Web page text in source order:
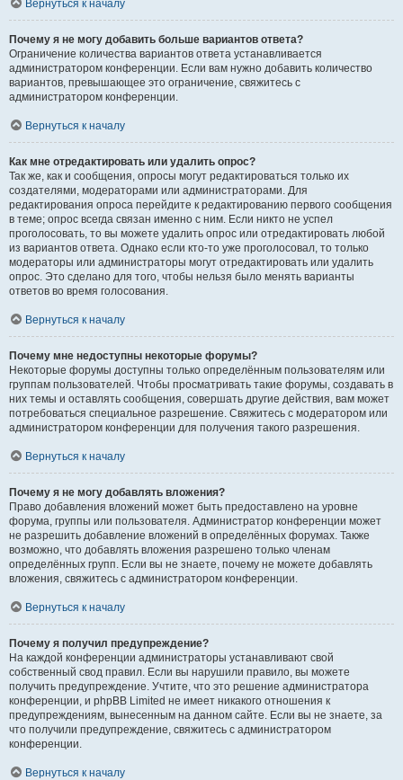
Вернуться к началу
Почему я не могу добавить больше вариантов ответа?
Ограничение количества вариантов ответа устанавливается
администратором конференции. Если вам нужно добавить количество
вариантов, превышающее это ограничение, свяжитесь с
администратором конференции.
Вернуться к началу
Как мне отредактировать или удалить опрос?
Так же, как и сообщения, опросы могут редактироваться только их
создателями, модераторами или администраторами. Для
редактирования опроса перейдите к редактированию первого сообщения
в теме; опрос всегда связан именно с ним. Если никто не успел
проголосовать, то вы можете удалить опрос или отредактировать любой
из вариантов ответа. Однако если кто-то уже проголосовал, то только
модераторы или администраторы могут отредактировать или удалить
опрос. Это сделано для того, чтобы нельзя было менять варианты
ответов во время голосования.
Вернуться к началу
Почему мне недоступны некоторые форумы?
Некоторые форумы доступны только определённым пользователям или
группам пользователей. Чтобы просматривать такие форумы, создавать в
них темы и оставлять сообщения, совершать другие действия, вам может
потребоваться специальное разрешение. Свяжитесь с модератором или
администратором конференции для получения такого разрешения.
Вернуться к началу
Почему я не могу добавлять вложения?
Право добавления вложений может быть предоставлено на уровне
форума, группы или пользователя. Администратор конференции может
не разрешить добавление вложений в определённых форумах. Также
возможно, что добавлять вложения разрешено только членам
определённых групп. Если вы не знаете, почему не можете добавлять
вложения, свяжитесь с администратором конференции.
Вернуться к началу
Почему я получил предупреждение?
На каждой конференции администраторы устанавливают свой
собственный свод правил. Если вы нарушили правило, вы можете
получить предупреждение. Учтите, что это решение администратора
конференции, и phpBB Limited не имеет никакого отношения к
предупреждениям, вынесенным на данном сайте. Если вы не знаете, за
что получили предупреждение, свяжитесь с администратором
конференции.
Вернуться к началу